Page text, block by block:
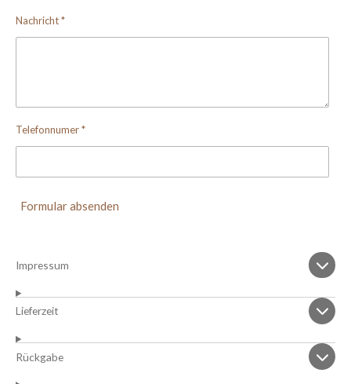
Nachricht *
Telefonnumer *
Formular absenden
Impressum
Lieferzeit
Rückgabe